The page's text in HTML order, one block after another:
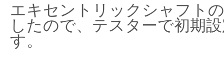
エキセントリックシャフト
したので、テスターで初期
す。